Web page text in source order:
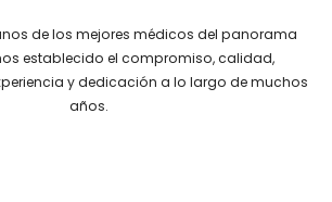
de los mejores médicos del panorama
establecido el compromiso, calidad,
y dedicación a lo largo de muchos
años.